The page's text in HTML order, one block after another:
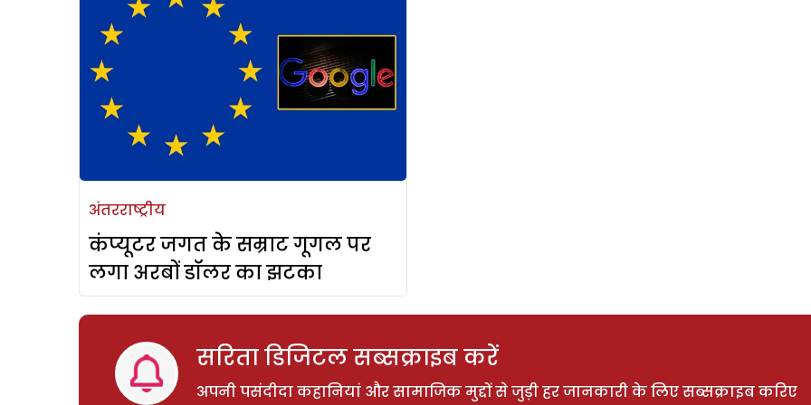
अंतरराष्ट्रीय
कंप्यूटर जगत के सम्राट गूगल पर
लगा अरबों डॉलर का झटका
सरिता डिजिटल सब्सक्राइब करें
अपनी पसंदीदा कहानियां और सामाजिक मुद्दों से जुड़ी हर जानकारी के लिए सब्सक्राइब करिए